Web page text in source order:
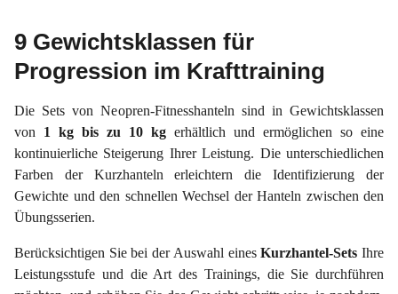
9 Gewichtsklassen für
Progression im Krafttraining
Die Sets von Neopren-Fitnesshanteln sind in Gewichtsklassen
von 1 kg bis zu 10 kg erhältlich und ermöglichen so eine
kontinuierliche Steigerung Ihrer Leistung. Die unterschiedlichen
Farben der Kurzhanteln erleichtern die Identifizierung der
Gewichte und den schnellen Wechsel der Hanteln zwischen den
Übungsserien.
Berücksichtigen Sie bei der Auswahl einesKurzhantel-SetsIhre
Leistungsstufe und die Art des Trainings, die Sie durchführen